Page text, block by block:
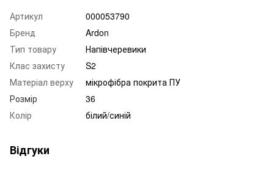
Артикул
000053790
Бренд
Ardon
Тип товару
Напівчеревики
Клас захисту
S2
Матеріал верху
мікрофібра покрита ПУ
Розмір
36
Колір
білий/синій
Відгуки